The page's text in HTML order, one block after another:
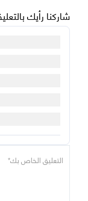
شاركنا رأيك